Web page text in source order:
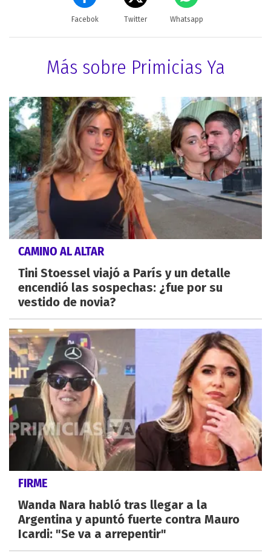
Facebok Twitter Whatsapp
Más sobre Primicias Ya
CAMINO AL ALTAR
Tini Stoessel viajó a París y un detalle
encendió las sospechas: ¿fue por su
vestido de novia?
FIRME
Wanda Nara habló tras llegar a la
Argentina y apuntó fuerte contra Mauro
Icardi: "Se va a arrepentir"